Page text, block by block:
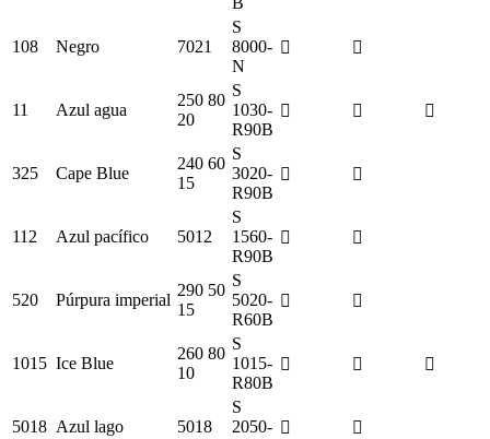
108 Negro 7021
S
8000-
N
11 Azul agua
250 80
20
S
1030-
R90B
325 Cape Blue
240 60
15
S
3020-
R90B
112 Azul pacífico 5012
S
1560-
R90B
520 Púrpura imperial
290 50
15
S
5020-
R60B
1015 Ice Blue
260 80
10
S
1015-
R80B
5018 Azul lago 5018
S
2050-